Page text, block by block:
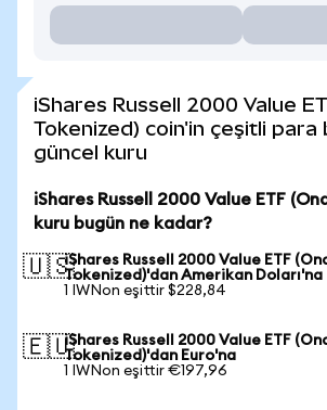
iShares Russell 2000 Value
Tokenized) coin'in çeşitli para
güncel kuru
iShares Russell 2000 Value ETF
kuru bugün ne kadar?
🇺🇸iShares Russell 2000 Value ETF
Tokenized)'dan Amerikan Doları'na
1 IWNon eşittir $228,84
🇪🇺iShares Russell 2000 Value ETF
Tokenized)'dan Euro'na
1 IWNon eşittir €197,96